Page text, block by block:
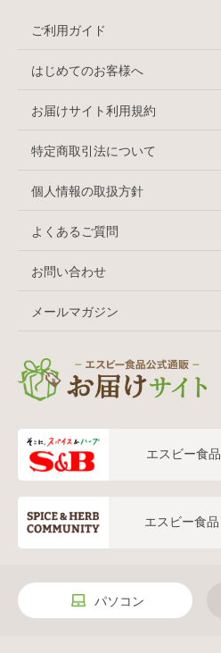
ご利用ガイド
はじめてのお客様へ
お届けサイト利用規約
特定商取引法について
個人情報の取扱方針
よくあるご質問
お問い合わせ
メールマガジン
エスビー食
エスビー食
パソコン